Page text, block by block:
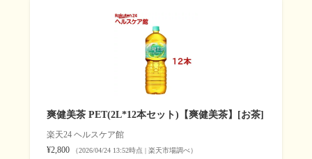
爽健美茶 PET(2L*12本セット)【爽健美茶】[お茶]
楽天24 ヘルスケア館
¥2,800
（2026/04/24 13:52時点 | 楽天市場調べ）